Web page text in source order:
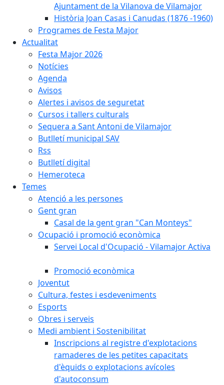
Ajuntament de la Vilanova de Vilamajor
Història Joan Casas i Canudas (1876 -1960)
Programes de Festa Major
Actualitat
Festa Major 2026
Notícies
Agenda
Avisos
Alertes i avisos de seguretat
Cursos i tallers culturals
Sequera a Sant Antoni de Vilamajor
Butlletí municipal SAV
Rss
Butlletí digital
Hemeroteca
Temes
Atenció a les persones
Gent gran
Casal de la gent gran "Can Monteys"
Ocupació i promoció econòmica
Servei Local d'Ocupació - Vilamajor Activa
Promoció econòmica
Joventut
Cultura, festes i esdeveniments
Esports
Obres i serveis
Medi ambient i Sostenibilitat
Inscripcions al registre d'explotacions
ramaderes de les petites capacitats
d'èquids o explotacions avícoles
d'autoconsum